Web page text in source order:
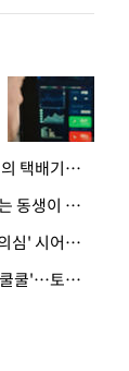
· 엘베 문 열리자 지팡이 '퍽'…노인의 택배기사 폭행 이유
· "20년 병수발했는데 얼굴도 모르는 동생이 유산 절반을"…배다른 형제 상속권 있을까
· 냄비 태우고 욕실 물바다…'치매 의심' 시어머니 검사 권유했다가 '날벼락'
· 새벽 식당 몰래 들어와 테이블서 '쿨쿨'…토사물 남기고 사라진 남성